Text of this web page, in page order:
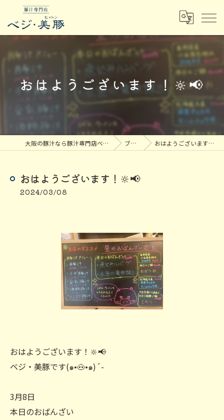
おはようございます！🔆‬📢
大阪の豚汁なら豚汁専門店ベジ・美豚 ブログ おはようございます！🔆‬📢
おはようございます！🔆‬📢
2024/03/08
おはようございます！🔆‬📢
ベジ・美豚です(๑•🐽•๑)´-
3月8日
本日のおばんざい